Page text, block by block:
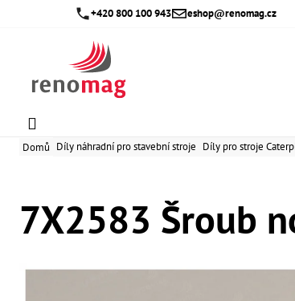
+420 800 100 943 eshop@renomag.cz
Domů Díly náhradní pro stavební stroje Díly pro stroje
7X2583 Šroub